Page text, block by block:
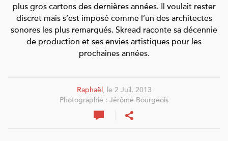
plus gros cartons des dernières années. Il voulait rester
discret mais s’est imposé comme l’un des architectes
sonores les plus remarqués. Skread raconte sa décennie
de production et ses envies artistiques pour les
prochaines années.
Raphaël , le 2 Juil. 2013
Photographie : Jérôme Bourgeois